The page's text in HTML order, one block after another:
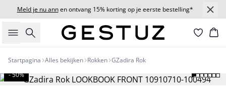
Meld je nu annen ontvang 15% korting op je eerste bestelling*
Zoeken
Startpagina Alles bekijken Rokken GZadira Rok
- 50%